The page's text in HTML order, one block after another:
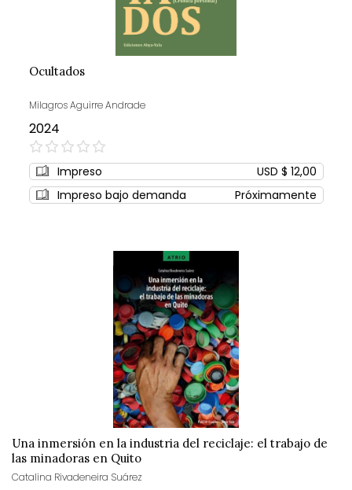
Ocultados
Milagros Aguirre Andrade
2024
0%
Impreso
USD $ 12,00
Impreso bajo demanda
Próximamente
Una inmersión en la industria del reciclaje: el trabajo de
las minadoras en Quito
Catalina Rivadeneira Suárez